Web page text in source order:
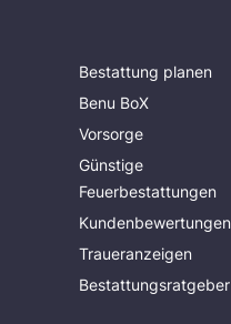
Bestattung planen
Benu BoX
Vorsorge
Günstige
Feuerbestattungen
Kundenbewertungen
Traueranzeigen
Bestattungsratgeber